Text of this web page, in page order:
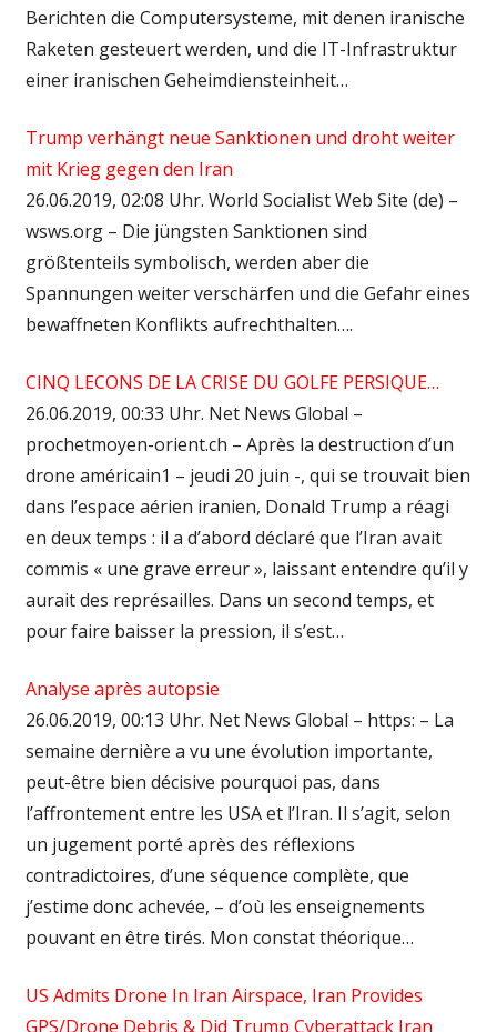
Berichten die Computersysteme, mit denen iranische
Raketen gesteuert werden, und die IT-Infrastruktur
einer iranischen Geheimdiensteinheit…
Trump verhängt neue Sanktionen und droht weiter
mit Krieg gegen den Iran
26.06.2019, 02:08 Uhr. World Socialist Web Site (de) –
wsws.org – Die jüngsten Sanktionen sind
größtenteils symbolisch, werden aber die
Spannungen weiter verschärfen und die Gefahr eines
bewaffneten Konflikts aufrechthalten….
CINQ LECONS DE LA CRISE DU GOLFE PERSIQUE…
26.06.2019, 00:33 Uhr. Net News Global –
prochetmoyen-orient.ch – Après la destruction d’un
drone américain1 – jeudi 20 juin -, qui se trouvait bien
dans l’espace aérien iranien, Donald Trump a réagi
en deux temps : il a d’abord déclaré que l’Iran avait
commis « une grave erreur », laissant entendre qu’il y
aurait des représailles. Dans un second temps, et
pour faire baisser la pression, il s’est…
Analyse après autopsie
26.06.2019, 00:13 Uhr. Net News Global – https: – La
semaine dernière a vu une évolution importante,
peut-être bien décisive pourquoi pas, dans
l’affrontement entre les USA et l’Iran. Il s’agit, selon
un jugement porté après des réflexions
contradictoires, d’une séquence complète, que
j’estime donc achevée, – d’où les enseignements
pouvant en être tirés. Mon constat théorique…
US Admits Drone In Iran Airspace, Iran Provides
GPS/Drone Debris & Did Trump Cyberattack Iran